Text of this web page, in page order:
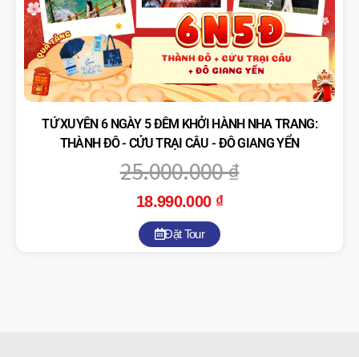
TỨ XUYÊN 6 NGÀY 5 ĐÊM KHỞI HÀNH NHA TRANG:
THÀNH ĐÔ - CỬU TRẠI CÂU - ĐÔ GIANG YỂN
25.000.000₫
18.990.000 ₫
Đặt Tour